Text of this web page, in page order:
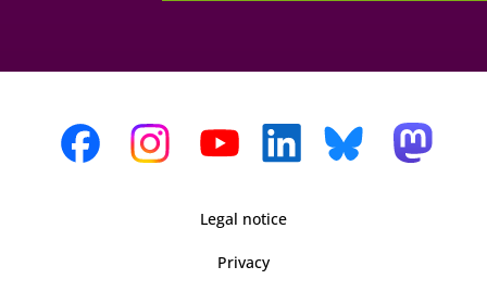
Legal notice
Privacy